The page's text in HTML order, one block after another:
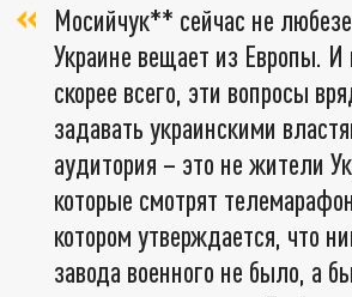
Мосийчук** сейчас не
Украине вещает из Европы. И
скорее всего, эти вопросы
задавать украинскими
аудитория – это не жители
которые смотрят
котором утверждается, что
завода военного не было, а